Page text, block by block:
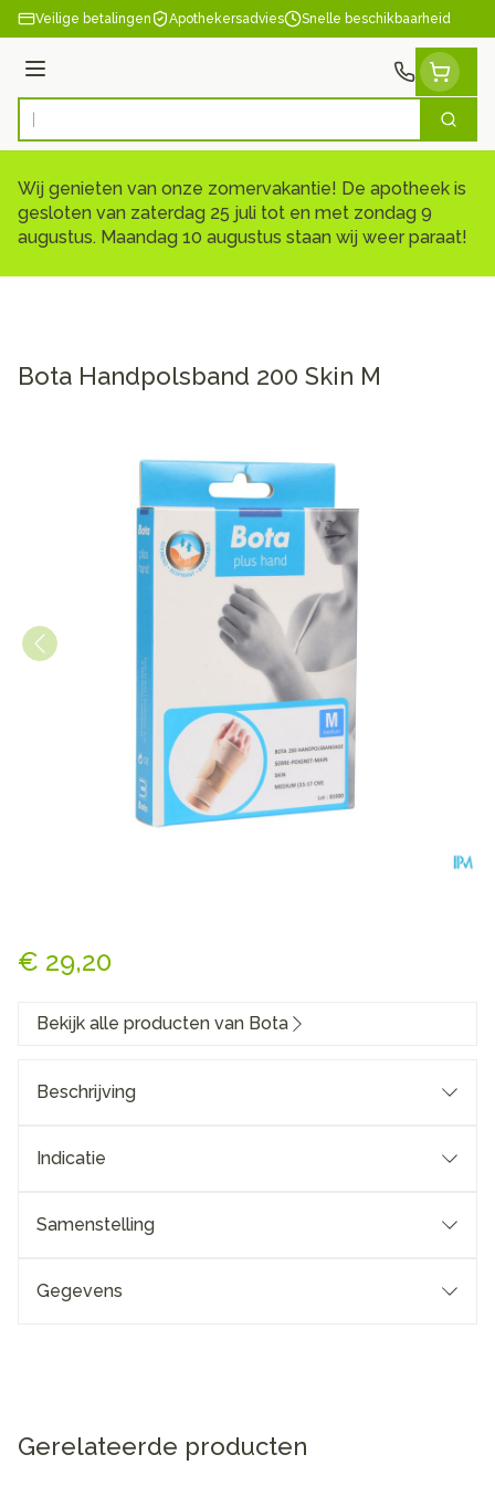
Ga naar de inhoud
Veilige betalingen Apothekersadvies Snelle beschikbaarheid
Menu
Product, merk, categorie... Zoek
Wij genieten van onze zomervakantie! De apotheek is
gesloten van zaterdag 25 juli tot en met zondag 9
augustus. Maandag 10 augustus staan wij weer paraat!
Bota Handpolsband 200 Skin M
€ 29,20
Bekijk alle producten van Bota
Beschrijving
Indicatie
Samenstelling
Gegevens
Gerelateerde producten